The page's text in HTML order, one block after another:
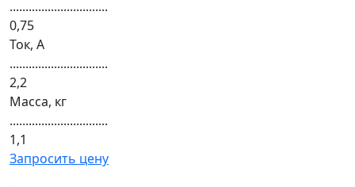
...............................
0,75
Ток, А
...............................
2,2
Масса, кг
...............................
1,1
Запросить цену